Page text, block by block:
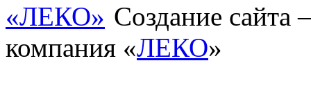
Создание сайта
компания «ЛЕКО»